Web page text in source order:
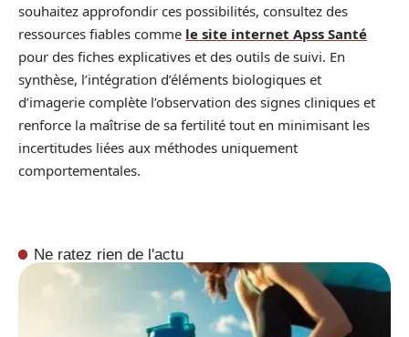
souhaitez approfondir ces possibilités, consultez des
ressources fiables comme le site internet Apss Santé
pour des fiches explicatives et des outils de suivi. En
synthèse, l’intégration d’éléments biologiques et
d’imagerie complète l’observation des signes cliniques et
renforce la maîtrise de sa fertilité tout en minimisant les
incertitudes liées aux méthodes uniquement
comportementales.
Ne ratez rien de l'actu